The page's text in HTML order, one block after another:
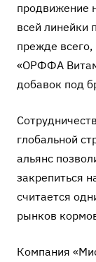
продвижение
всей
прежде
«ОРФФА
добавок под
глобальной
альянс
закрепиться
считается
рынков
Компания